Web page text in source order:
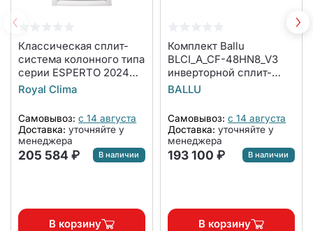
Классическая сплит-
система колонного типа
серии ESPERTO 2024
ES-S 60HRCX/ES-E
60HX (комплект)
Royal Clima
Самовывоз: с 14 августа
Доставка: уточняйте у
менеджера
205 584 ₽ В наличии
В корзину
Комплект Ballu
BLCI_A_CF-48HN8_V3
инверторной сплит-
системы, напольно-
BALLU
Самовывоз: с 14 августа
Доставка: уточняйте у
менеджера
193 100 ₽ В наличии
В корзину